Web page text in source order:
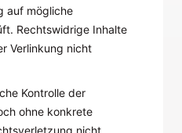
auf mögliche
Rechtswidrige Inhalte
Verlinkung nicht
Kontrolle der
ohne konkrete
nicht